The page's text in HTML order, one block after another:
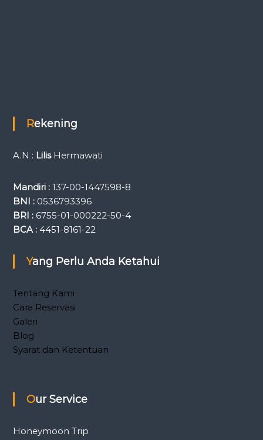
Rekening
A.N : Lilis Hermawati
Mandiri :137-00-1447598-8
BNI :0536793396
BRI :6755-01-000222-50-4
BCA :4451-8161-22
Yang Perlu Anda Ketahui
Tentang Kami
Cara Reservasi
Galeri
Blog
Syarat dan Ketentuan
Our Service
Honeymoon Trip